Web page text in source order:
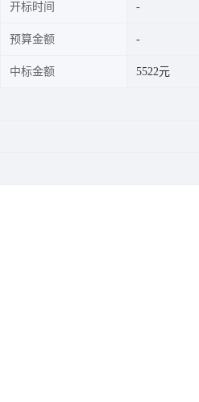
开标时间
预算金额
中标金额 5522元